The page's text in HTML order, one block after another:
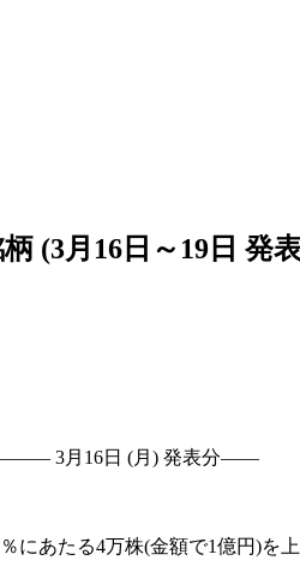
(3月16日～19日 発
16日 (月) 発表分――
にあたる4万株(金額で1億円)を